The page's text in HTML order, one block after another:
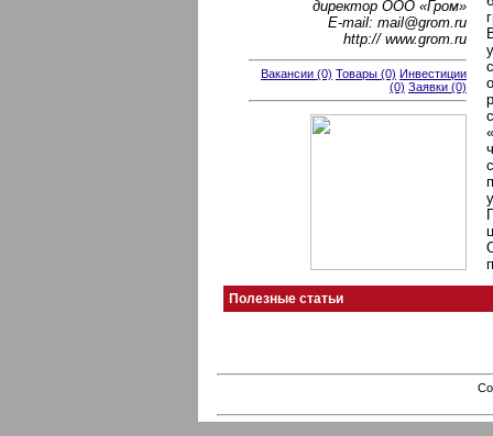
директор ООО «Гром»
E-mail: mail@grom.ru
http:// www.grom.ru
Вакансии (0) Товары (0) Инвестиции
(0) Заявки (0)
Полезные статьи